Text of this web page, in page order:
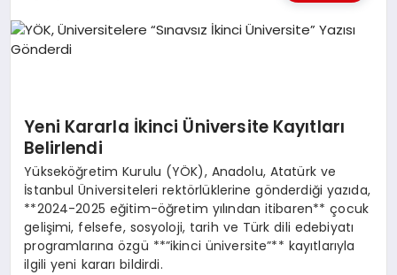
EKONOMI
SIYASET
Yeni Kararla İkinci Üniversite Kayıtları
Belirlendi
Yükseköğretim Kurulu (YÖK), Anadolu, Atatürk ve
İstanbul Üniversiteleri rektörlüklerine gönderdiği yazıda,
**2024-2025 eğitim-öğretim yılından itibaren** çocuk
gelişimi, felsefe, sosyoloji, tarih ve Türk dili edebiyatı
programlarına özgü **”ikinci üniversite”** kayıtlarıyla
ilgili yeni kararı bildirdi.